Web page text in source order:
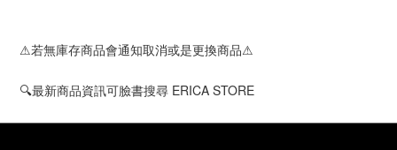
⚠若無庫存商品會通知取消或是更換商品⚠
🔍最新商品資訊可臉書搜尋 ERICA STORE